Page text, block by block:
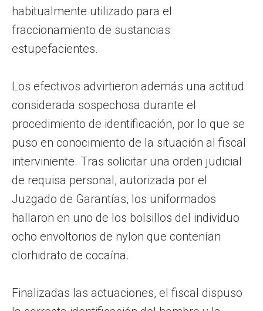
habitualmente utilizado para el
fraccionamiento de sustancias
estupefacientes.
Los efectivos advirtieron además una actitud
considerada sospechosa durante el
procedimiento de identificación, por lo que se
puso en conocimiento de la situación al fiscal
interviniente. Tras solicitar una orden judicial
de requisa personal, autorizada por el
Juzgado de Garantías, los uniformados
hallaron en uno de los bolsillos del individuo
ocho envoltorios de nylon que contenían
clorhidrato de cocaína.
Finalizadas las actuaciones, el fiscal dispuso